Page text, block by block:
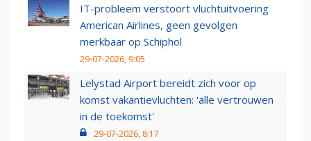
IT-probleem verstoort vluchtuitvoering
American Airlines, geen gevolgen
merkbaar op Schiphol
29-07-2026, 9:05
Lelystad Airport bereidt zich voor op
komst vakantievluchten: 'alle vertrouwen
in de toekomst'
29-07-2026, 8:17